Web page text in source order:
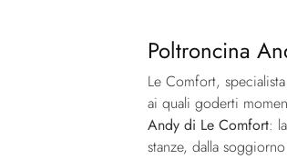
Poltroncina
Le Comfort,
ai quali goderti
Andy di Le Comfort:
stanze, dalla